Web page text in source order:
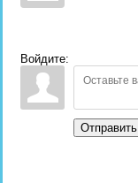
Войдите:
Отправить